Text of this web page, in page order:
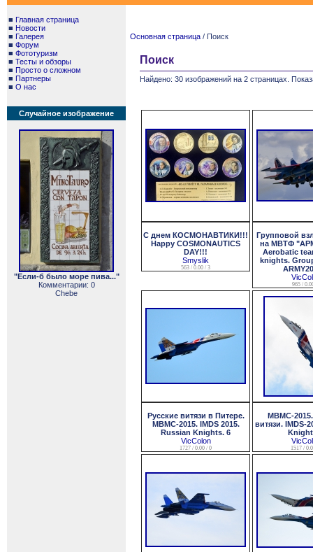
■ Главная страница
■ Новости
■ Галерея
■ Форум
■ Фототуризм
■ Тесты и обзоры
■ Просто о сложном
■ Партнеры
■ О нас
Случайное изображение
"Если-б было море пива..."
Комментарии: 0
Chebe
Основная страница / Поиск
Поиск
Найдено: 30 изображений на 2 страницах.
С днем КОСМОНАВТИКИ!!!
Happy COSMONAUTICS
DAY!!!
Smyslik
563 / 0.00 / 3
Групповой
на МВТФ
Aerobatic
knights.
965 /
Русские витязи в Питере.
МВМС-2015. IMDS 2015.
Russian Knights. 6
VicColon
1727 / 0.00 / 0
МВМС-2015.
витязи. IMDS-
1517 /